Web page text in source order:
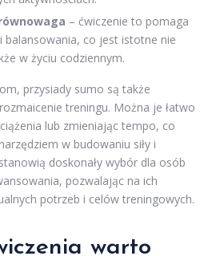
– ćwiczenie to pomaga
balansowania, co jest istotne nie
w życiu codziennym.
przysiady sumo są także
treningu. Można je łatwo
lub zmieniając tempo, co
w budowaniu siły i
doskonały wybór dla osób
pozwalając na ich
potrzeb i celów treningowych.
warto